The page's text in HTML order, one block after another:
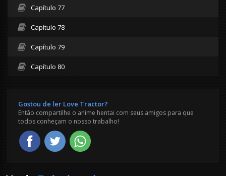
Capítulo 77
Capítulo 78
Capítulo 79
Capítulo 80
Gostou de ler Love Tractor?
Então compartilhe o anime hentai com seus amigos para que
todos conheçam o nosso trabalho!